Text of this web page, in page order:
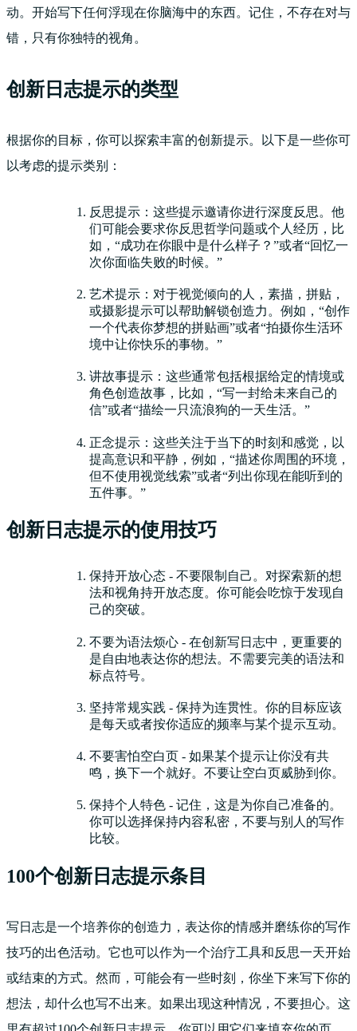
动。开始写下任何浮现在你脑海中的东西。记住，不存在对与
错，只有你独特的视角。
创新日志提示的类型
根据你的目标，你可以探索丰富的创新提示。以下是一些你可
以考虑的提示类别：
反思提示：这些提示邀请你进行深度反思。他
们可能会要求你反思哲学问题或个人经历，比
如，“成功在你眼中是什么样子？”或者“回忆一
次你面临失败的时候。”
艺术提示：对于视觉倾向的人，素描，拼贴，
或摄影提示可以帮助解锁创造力。例如，“创作
一个代表你梦想的拼贴画”或者“拍摄你生活环
境中让你快乐的事物。”
讲故事提示：这些通常包括根据给定的情境或
角色创造故事，比如，“写一封给未来自己的
信”或者“描绘一只流浪狗的一天生活。”
正念提示：这些关注于当下的时刻和感觉，以
提高意识和平静，例如，“描述你周围的环境，
但不使用视觉线索”或者“列出你现在能听到的
五件事。”
创新日志提示的使用技巧
保持开放心态 - 不要限制自己。对探索新的想
法和视角持开放态度。你可能会吃惊于发现自
己的突破。
不要为语法烦心 - 在创新写日志中，更重要的
是自由地表达你的想法。不需要完美的语法和
标点符号。
坚持常规实践 - 保持为连贯性。你的目标应该
是每天或者按你适应的频率与某个提示互动。
不要害怕空白页 - 如果某个提示让你没有共
鸣，换下一个就好。不要让空白页威胁到你。
保持个人特色 - 记住，这是为你自己准备的。
你可以选择保持内容私密，不要与别人的写作
比较。
100个创新日志提示条目
写日志是一个培养你的创造力，表达你的情感并磨练你的写作
技巧的出色活动。它也可以作为一个治疗工具和反思一天开始
或结束的方式。然而，可能会有一些时刻，你坐下来写下你的
想法，却什么也写不出来。如果出现这种情况，不要担心。这